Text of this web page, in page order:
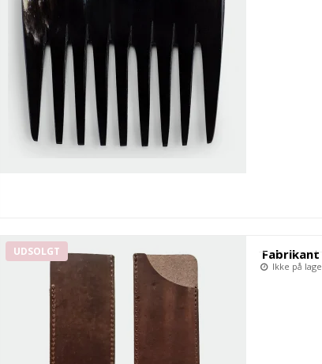
UDSOLGT
Ikke på